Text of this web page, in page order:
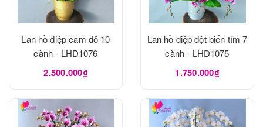
Lan hồ điệp cam đỏ 10
cành - LHD1076
2.500.000₫
Lan hồ điệp đột biến tím 7
cành - LHD1075
1.750.000₫